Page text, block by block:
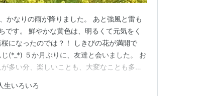
かなりの雨が降りました。 あと強風と雷も
です。 鮮やかな黄色は、明るくて元気をく
になったのでは？！ しきびの花が満開で
(*_*) ５か月ぶりに、友達と会いました。 お
多い分、楽しいことも、大変なことも多く
んな頑張って生きているけれど 大変だなあ
生いろいろ